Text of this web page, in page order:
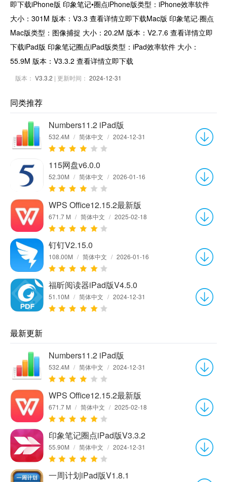
即下载iPhone版 印象笔记•圈点iPhone版类型：iPhone效率软件
大小：301M 版本：V3.3 查看详情立即下载Mac版 印象笔记·圈点
Mac版类型：图像捕捉 大小：20.2M 版本：V2.7.6 查看详情立即
下载iPad版 印象笔记圈点iPad版类型：iPad效率软件 大小：
55.9M 版本：V3.3.2 查看详情立即下载
版本： V3.3.2 | 更新时间： 2024-12-31
同类推荐
Numbers11.2 iPad版
532.4M / 简体中文 / 2024-12-31
115网盘v6.0.0
52.30M / 简体中文 / 2026-01-16
WPS Office12.15.2最新版
671.7 M / 简体中文 / 2025-02-18
钉钉V2.15.0
108.00M / 简体中文 / 2026-01-16
福昕阅读器iPad版V4.5.0
51.10M / 简体中文 / 2024-12-31
最新更新
Numbers11.2 iPad版
532.4M / 简体中文 / 2024-12-31
WPS Office12.15.2最新版
671.7 M / 简体中文 / 2025-02-18
印象笔记圈点iPad版V3.3.2
55.90M / 简体中文 / 2024-12-31
一周计划iPad版V1.8.1